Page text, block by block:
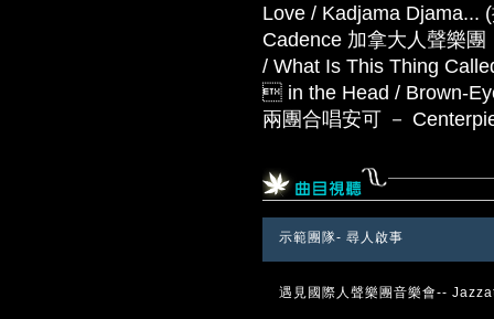
Love / Kadjama Djama...
Cadence 加拿大人聲樂
/ What Is This Thing
 in the Head / Brown-
兩團合唱安可 －
示範團隊- 尋人啟事
遇見國際人聲樂團音樂會--